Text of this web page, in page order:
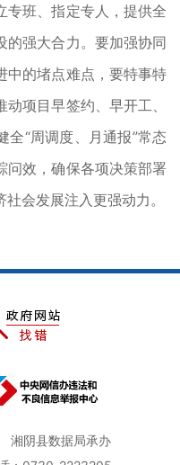
专班、指定专人，提供全
的强大合力。要加强协同
中的堵点难点，要特事特
项目早签约、早开工、
全“周调度、月通报”常态
问效，确保各项决策部署
会发展注入更强动力。
湘阴县数据局承办